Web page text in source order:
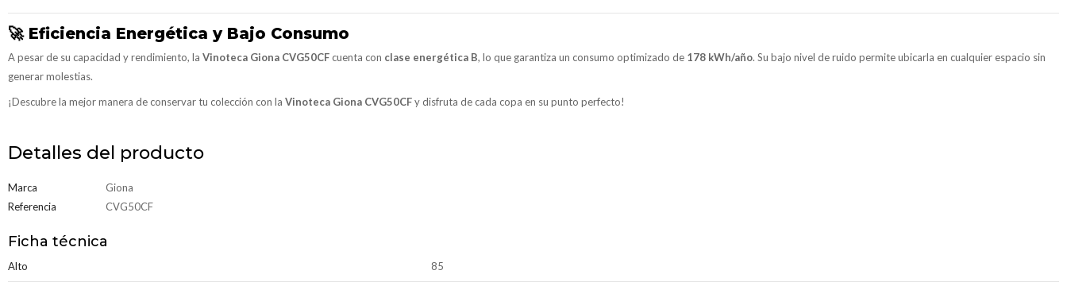
🚀 Eficiencia Energética y Bajo Consumo
A pesar de su capacidad y rendimiento, la Vinoteca Giona CVG50CFcuenta con clase energética B, lo que garantiza un consumo optimizado de 178 kWh/año. Su bajo nivel de ruido permite ubicarla en cualquier espacio sin
generar molestias.
¡Descubre la mejor manera de conservar tu colección con la Vinoteca Giona CVG50CFy disfruta de cada copa en su punto perfecto!
Detalles del producto
Marca
Giona
Referencia
CVG50CF
Ficha técnica
Alto 85